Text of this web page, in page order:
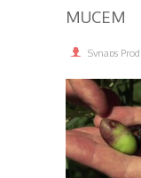
MUCEM
Synaps Prod